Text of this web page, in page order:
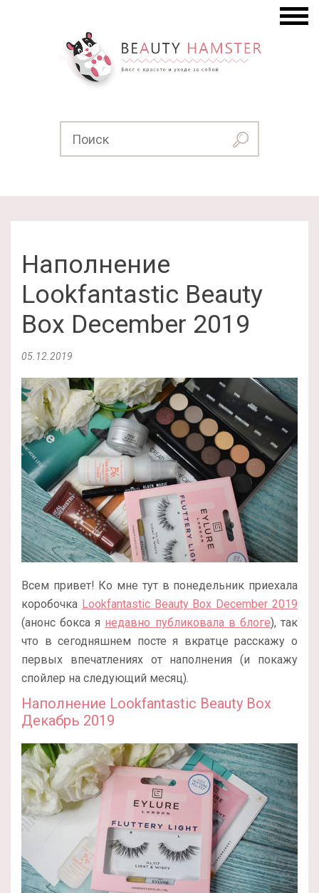
Наполнение
Lookfantastic Beauty
Box December 2019
05.12.2019
Всем привет! Ко мне тут в понедельник приехала
коробочка Lookfantastic Beauty Box December 2019
(анонс бокса я недавно публиковала в блоге), так
что в сегодняшнем посте я вкратце расскажу о
первых впечатлениях от наполнения (и покажу
спойлер на следующий месяц).
Наполнение Lookfantastic Beauty Box
Декабрь 2019